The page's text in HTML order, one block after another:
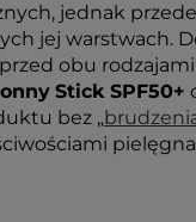
jednak
jej warstwach.
obu
Stick SPF50+
bez „